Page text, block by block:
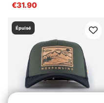
€31.90
Épuisé